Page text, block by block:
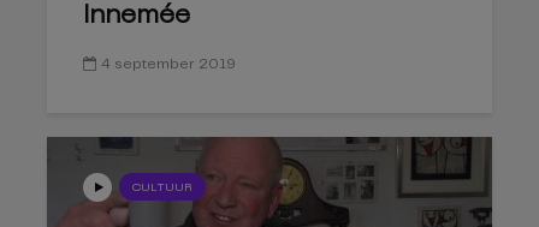
Innemée
4 september 2019
CULTUUR